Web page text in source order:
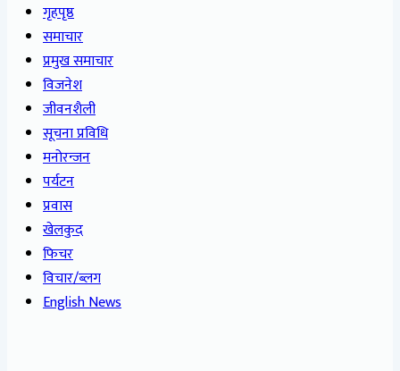
गृहपृष्ठ
समाचार
प्रमुख समाचार
विजनेश
जीवनशैली
सूचना प्रविधि
मनोरन्जन
पर्यटन
प्रवास
खेलकुद
फिचर
विचार/ब्लग
English News